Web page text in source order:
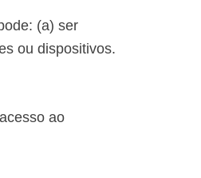
(a) ser
ou dispositivos.
ao